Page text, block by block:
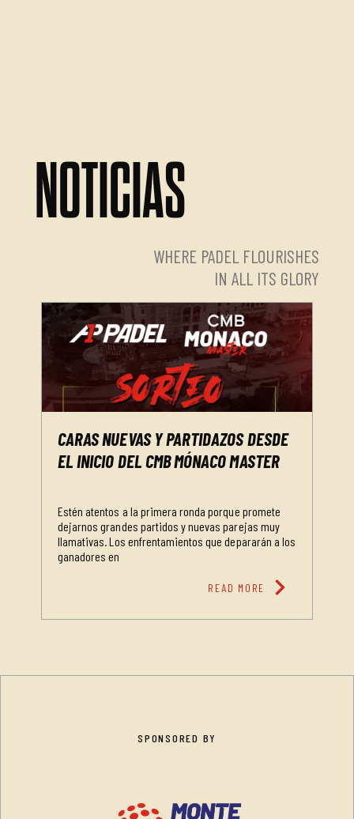
NOTICIAS
WHERE PADEL FLOURISHES
IN ALL ITS GLORY
CARAS NUEVAS Y PARTIDAZOS DESDE
EL INICIO DEL CMB MÓNACO MASTER
Estén atentos a la primera ronda porque promete
dejarnos grandes partidos y nuevas parejas muy
llamativas. Los enfrentamientos que depararán a los
ganadores en
READ MORE chevron_right
SPONSORED BY